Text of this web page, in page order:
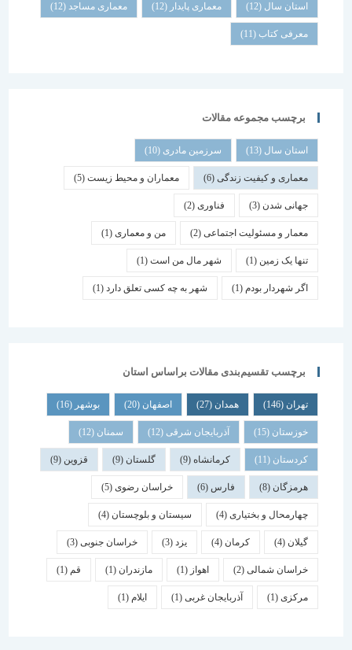
استان سال(12) معماری پایدار (12) معماری مساجد(12)
معرفی کتاب(11)
برچسب مجموعه مقالات
استان سال(13) سرزمین مادری(10)
معماری و کیفیت زندگی(6) معماران و محیط زیست(5)
جهانی شدن(3) فناوری (2)
معمار و مسئولیت اجتماعی (2) من و معماری (1)
تنها یک زمین(1) شهر مال من است(1)
اگر شهردار بودم (1) شهر به چه کسی تعلق دارد(1)
برچسب تقسیم‌بندی مقالات براساس استان
همدان اصفهان (20) بوشهر
خوزستان(15) آذربایجان شرقی(12) سمنان (12)
کردستان(11) کرمانشاه(9) گلستان (9) قزوین
هرمزگان(8) فارس خراسان رضوی(5)
چهارمحال و بختیاری (4) سیستان و بلوچستان(4)
کرمان یزد خراسان جنوبی(3)
خراسان شمالی(2) اهواز مازندران(1) قم
(1) آذربایجان غربی(1) ایلام